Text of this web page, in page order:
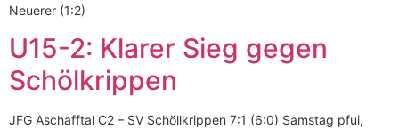
Neuerer (1:2)
U15-2: Klarer Sieg gegen
Schölkrippen
JFG Aschafftal C2 – SV Schöllkrippen 7:1 (6:0) Samstag pfui,